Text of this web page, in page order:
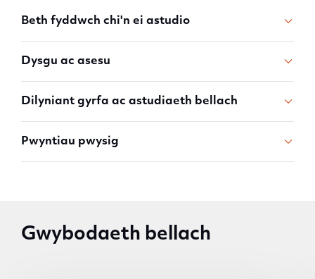
Beth fyddwch chi'n ei astudio
Dysgu ac asesu
Dilyniant gyrfa ac astudiaeth bellach
Pwyntiau pwysig
Gwybodaeth bellach